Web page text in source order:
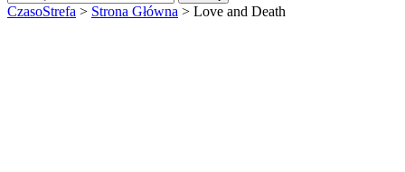
CzasoStrefa > Strona Główna > Love and Death